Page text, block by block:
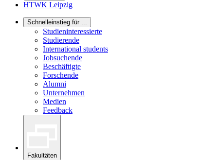
HTWK Leipzig
Schnelleinstieg für ...
Studieninteressierte
Studierende
International students
Jobsuchende
Beschäftigte
Forschende
Alumni
Unternehmen
Medien
Feedback
Fakultäten